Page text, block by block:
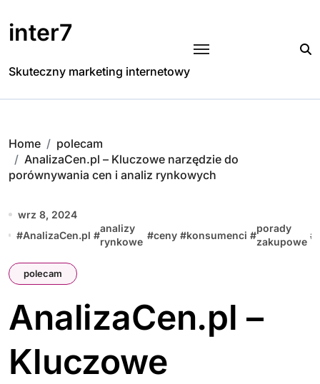
to
content
inter7
Skuteczny marketing internetowy
Home
polecam
AnalizaCen.pl – Kluczowe narzędzie do
porównywania cen i analiz rynkowych
wrz 8, 2024
#AnalizaCen.pl #
analizy
rynkowe
#ceny #konsumenci #
porady
zakupowe
#
polecam
AnalizaCen.pl –
Kluczowe